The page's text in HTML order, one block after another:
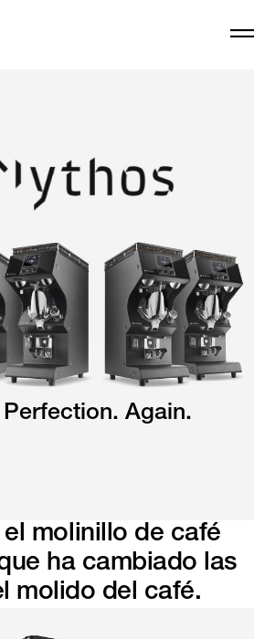
Again.
molinillo de café
ha cambiado las
molido del café.